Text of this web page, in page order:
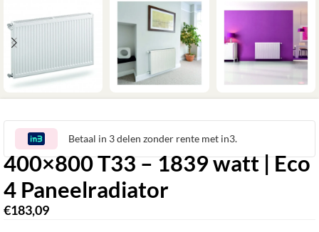
Betaal in 3 delen zonder rente met in3.
400×800 T33 – 1839 watt | Eco
4 Paneelradiator
€183,09